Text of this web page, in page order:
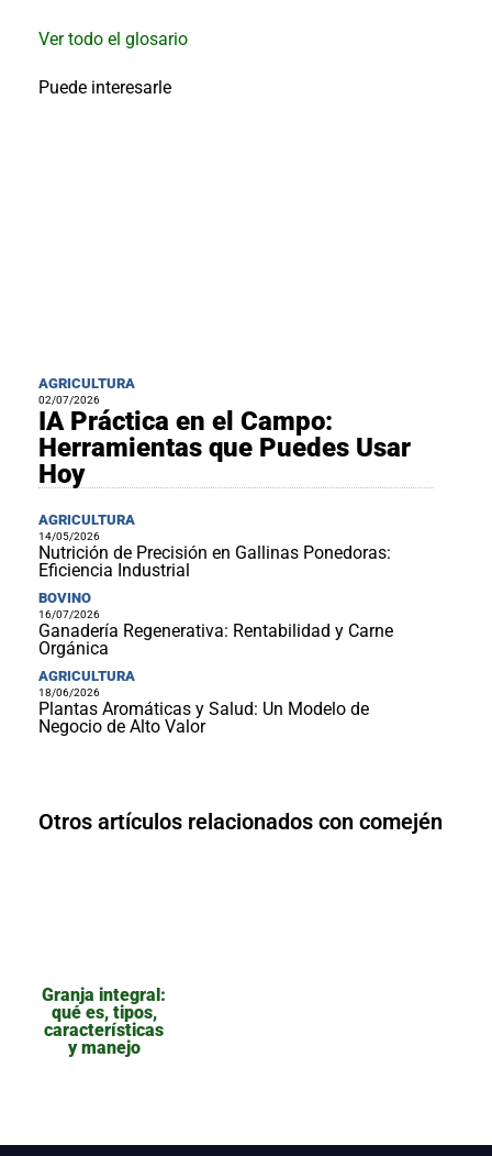
Forrajes
Ovinos
Ver todo el glosario
Puede interesarle
AGRICULTURA
02/07/2026
IA Práctica en el Campo:
Herramientas que Puedes Usar
Hoy
AGRICULTURA
14/05/2026
Nutrición de Precisión en Gallinas Ponedoras:
Eficiencia Industrial
BOVINO
16/07/2026
Ganadería Regenerativa: Rentabilidad y Carne
Orgánica
AGRICULTURA
18/06/2026
Plantas Aromáticas y Salud: Un Modelo de
Negocio de Alto Valor
Otros artículos relacionados con comején
Granja integral:
qué es, tipos,
características
y manejo